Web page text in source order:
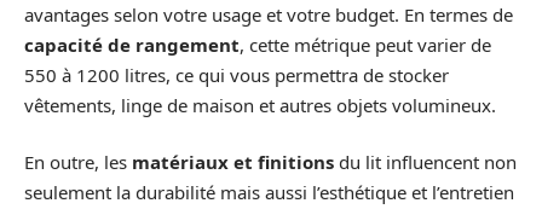
avantages selon votre usage et votre budget. En termes de
capacité de rangement, cette métrique peut varier de
550 à 1200 litres, ce qui vous permettra de stocker
vêtements, linge de maison et autres objets volumineux.
En outre, les matériaux et finitions du lit influencent non
seulement la durabilité mais aussi l’esthétique et l’entretien